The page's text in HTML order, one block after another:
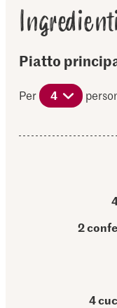
Piatto
Per 4
2
4